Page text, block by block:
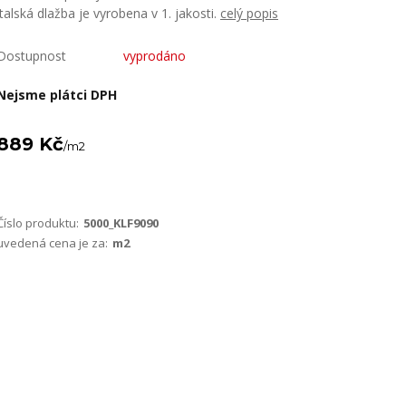
dlažba je vyrobena v 1. jakosti. celý popis
vyprodáno
plátci DPH
Kč/m2
produktu: 5000_KLF9090
cena je za: m2